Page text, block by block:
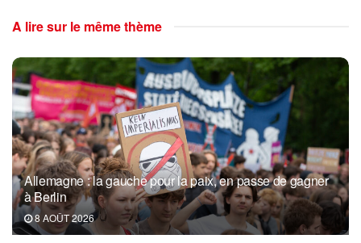
A lire sur le même thème
Allemagne : la gauche pour la paix, en passe de gagner
à Berlin
8 AOÛT 2026